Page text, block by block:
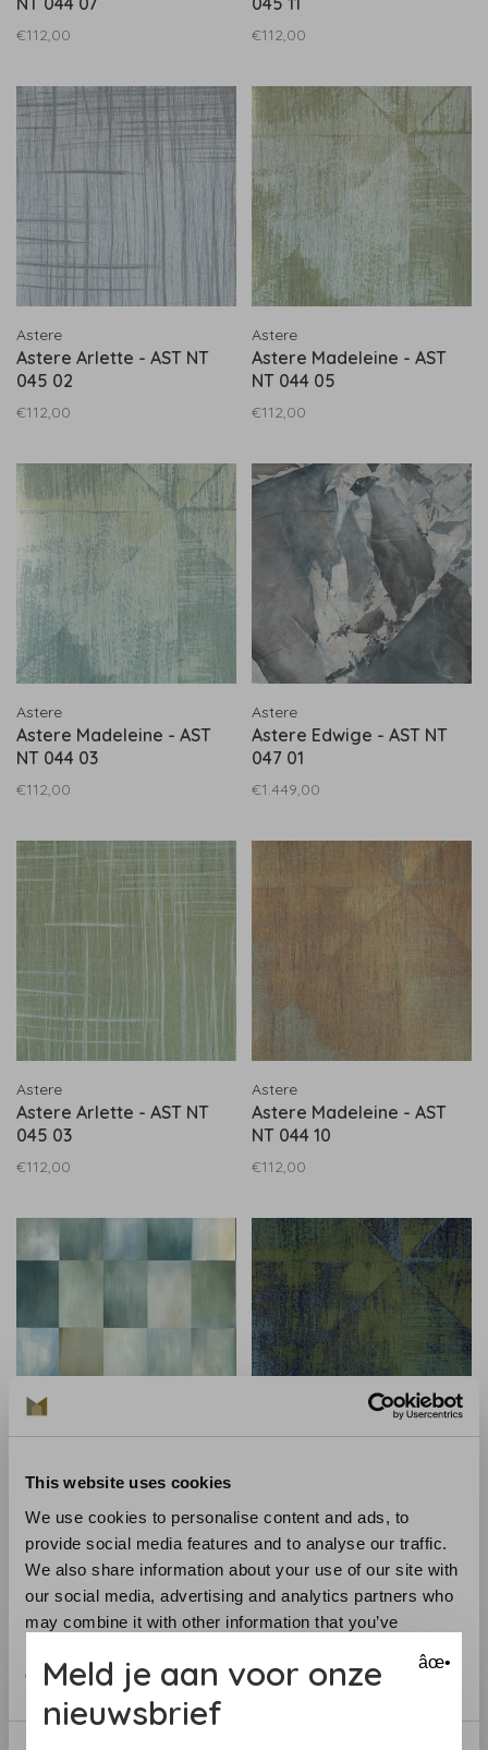
This website uses cookies
We use cookies to personalise content and ads, to
provide social media features and to analyse our traffic.
We also share information about your use of our site with
our social media, advertising and analytics partners who
may combine it with other information that you’ve
of their services.
€112,00 €112,00
Astere
Astere Arlette - AST NT
045 02
€112,00
Astere
Astere Madeleine - AST
NT 044 05
€112,00
Astere
Astere Madeleine - AST
NT 044 03
€112,00
Astere
Astere Edwige - AST NT
047 01
€1.449,00
Astere
Astere Arlette - AST NT
045 03
€112,00
Astere
Astere Madeleine - AST
NT 044 10
€112,00
Astere Rochelle - AST NT
041 01
€349,00
NT 044 13
€112,00
âœ•
Meld je aan voor onze
nieuwsbrief